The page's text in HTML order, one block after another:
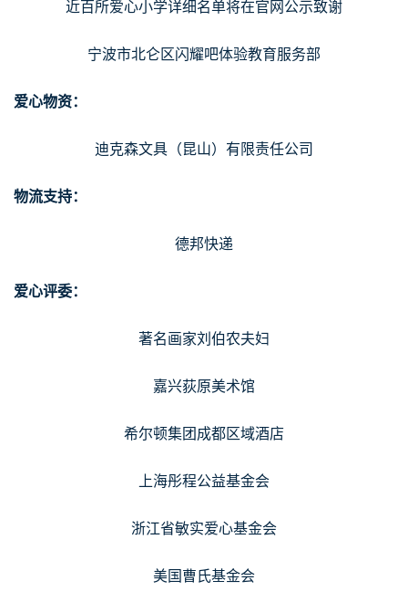
近百所爱心小学详细名单将在官网公示致谢
宁波市北仑区闪耀吧体验教育服务部
爱心物资：
迪克森文具（昆山）有限责任公司
物流支持：
德邦快递
爱心评委：
著名画家刘伯农夫妇
嘉兴荻原美术馆
希尔顿集团成都区域酒店
上海彤程公益基金会
浙江省敏实爱心基金会
美国曹氏基金会